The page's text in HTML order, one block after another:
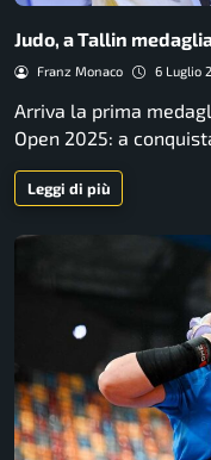
Judo, a Tallin
Franz Monaco 6 Luglio
Arriva la prima
Open 2025: a
Leggi di più